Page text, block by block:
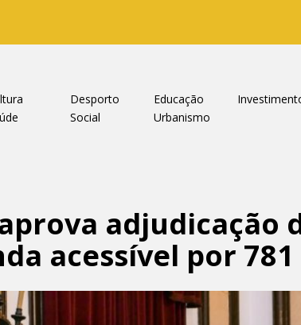
Desporto Educação
Social Urbanismo
adjudicação
acessível por